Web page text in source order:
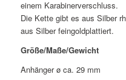
einem Karabinerverschluss.
Die Kette gibt es aus Silber
aus Silber feingoldplattiert.
Größe/Maße/Gewicht
Anhänger ø ca. 29 mm